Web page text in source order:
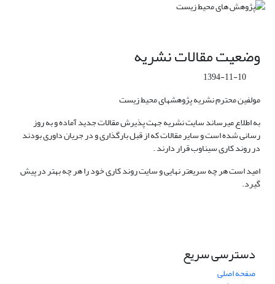
وضعیت مقالات نشریه
1394-11-10
مولفین محترم نشریه پژوهشهای محیط زیست
به اطلاع میرساند سایت نشریه جهت پذیرش مقالات جدید آماده و به روز
رسانی شده است و سایر مقالات که از قبل بارگذاری و در جریان داوری بودند
در روند کاری سیناوب قرار دارند .
امید است هر چه سریعتر نهایی و سایت روند کاری خود را هر چه بهتر در پیش
گیرد.
دسترسی سریع
صفحه اصلی